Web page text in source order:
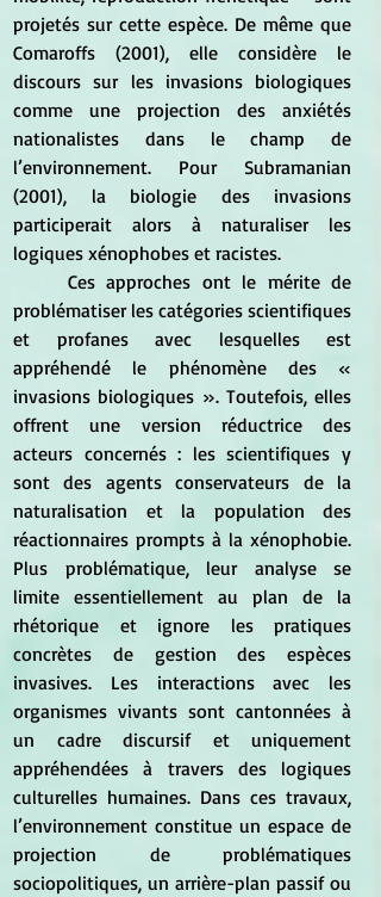
projetés sur cette espèce. De même que
Comaroffs (2001), elle considère le
discours sur les invasions biologiques
comme une projection des anxiétés
nationalistes dans le champ de
l’environnement. Pour Subramanian
(2001), la biologie des invasions
participerait alors à naturaliser les
logiques xénophobes et racistes.
problématiser les catégories scientifiques
et profanes avec lesquelles est
appréhendé le phénomène des «
invasions biologiques ». Toutefois, elles
offrent une version réductrice des
acteurs concernés : les scientifiques y
sont des agents conservateurs de la
naturalisation et la population des
réactionnaires prompts à la xénophobie.
Plus problématique, leur analyse se
limite essentiellement au plan de la
rhétorique et ignore les pratiques
concrètes de gestion des espèces
invasives. Les interactions avec les
organismes vivants sont cantonnées à
un cadre discursif et uniquement
appréhendées à travers des logiques
culturelles humaines. Dans ces travaux,
l’environnement constitue un espace de
projection de problématiques
sociopolitiques, un arrière-plan passif ou